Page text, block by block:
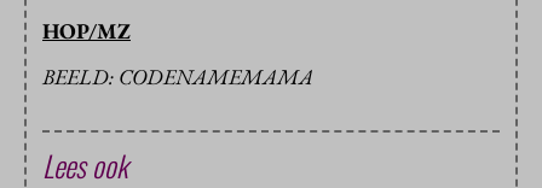
HOP/MZ
BEELD: CODENAMEMAMA
Lees ook